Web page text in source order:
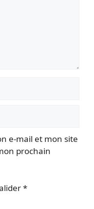
e-mail et mon site
prochain
*